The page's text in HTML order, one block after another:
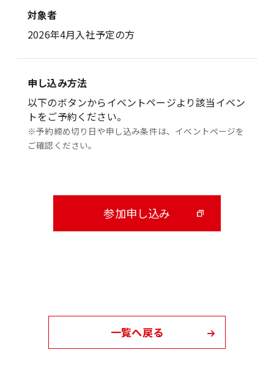
対象者
2026年4月入社予定の方
申し込み方法
以下のボタンからイベントページより該当イベン
トをご予約ください。
※予約締め切り日や申し込み条件は、イベントページを
ご確認ください。
参加申し込み
一覧へ戻る